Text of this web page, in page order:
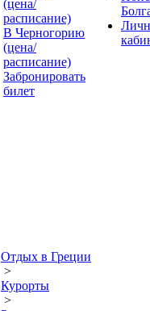
(цена/
расписание)
В Черногорию
(цена/
расписание)
Забронировать
билет
Отдых в Греции
>
Курорты
>